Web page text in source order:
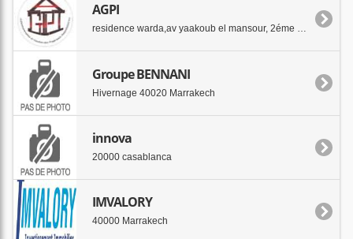
AGPI
residence warda,av yaakoub el mansour, 2éme etg n9 40000 Marrakech
Groupe BENNANI
Hivernage 40020 Marrakech
innova
20000 casablanca
IMVALORY
40000 Marrakech